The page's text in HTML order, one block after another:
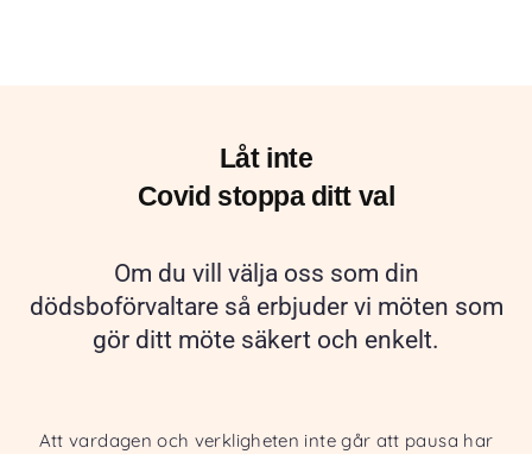
Låt inte
Covid stoppa ditt val
Om du vill välja oss som din
dödsboförvaltare så erbjuder vi möten som
gör ditt möte säkert och enkelt.
Att vardagen och verkligheten inte går att pausa har